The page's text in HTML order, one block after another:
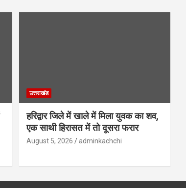
उत्तराखंड
हरिद्वार जिले में खाले में मिला युवक का शव,
एक साथी हिरासत में तो दूसरा फरार
August 5, 2026 adminkachchi